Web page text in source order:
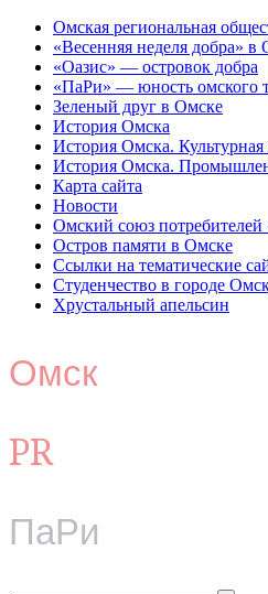
Омская региональная
«Весенняя неделя добра»
«Оазис» — островок добра
«ПаРи» — юность омского
Зеленый друг в Омске
История Омска
История Омска.
История Омска.
Карта сайта
Новости
Омский союз
Остров памяти в Омске
Ссылки на тематические
Студенчество в городе
Хрустальный апельсин
Омск
PR
ПаРи